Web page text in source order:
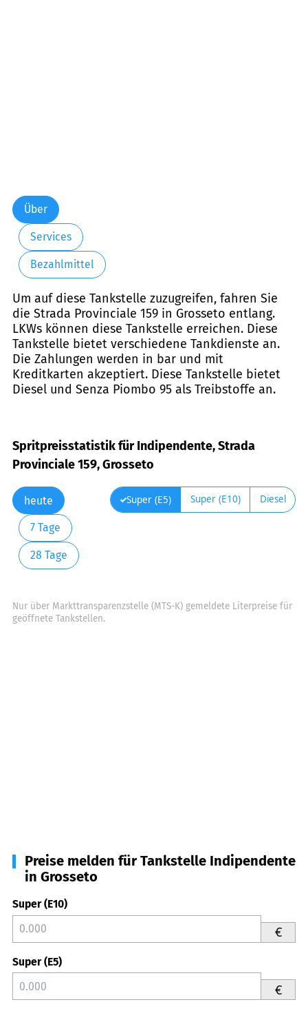
Über
Services
Bezahlmittel
Um auf diese Tankstelle zuzugreifen, fahren Sie
die Strada Provinciale 159 in Grosseto entlang.
LKWs können diese Tankstelle erreichen. Diese
Tankstelle bietet verschiedene Tankdienste an.
Die Zahlungen werden in bar und mit
Kreditkarten akzeptiert. Diese Tankstelle bietet
Diesel und Senza Piombo 95 als Treibstoffe an.
Spritpreisstatistik für Indipendente, Strada
Provinciale 159, Grosseto
heute
7 Tage
28 Tage
Super (E5) Super (E10) Diesel
Nur über Markttransparenzstelle (MTS-K) gemeldete Literpreise für
geöffnete Tankstellen.
Preise melden für Tankstelle Indipendente
in Grosseto
Super (E10)
€
Super (E5)
€